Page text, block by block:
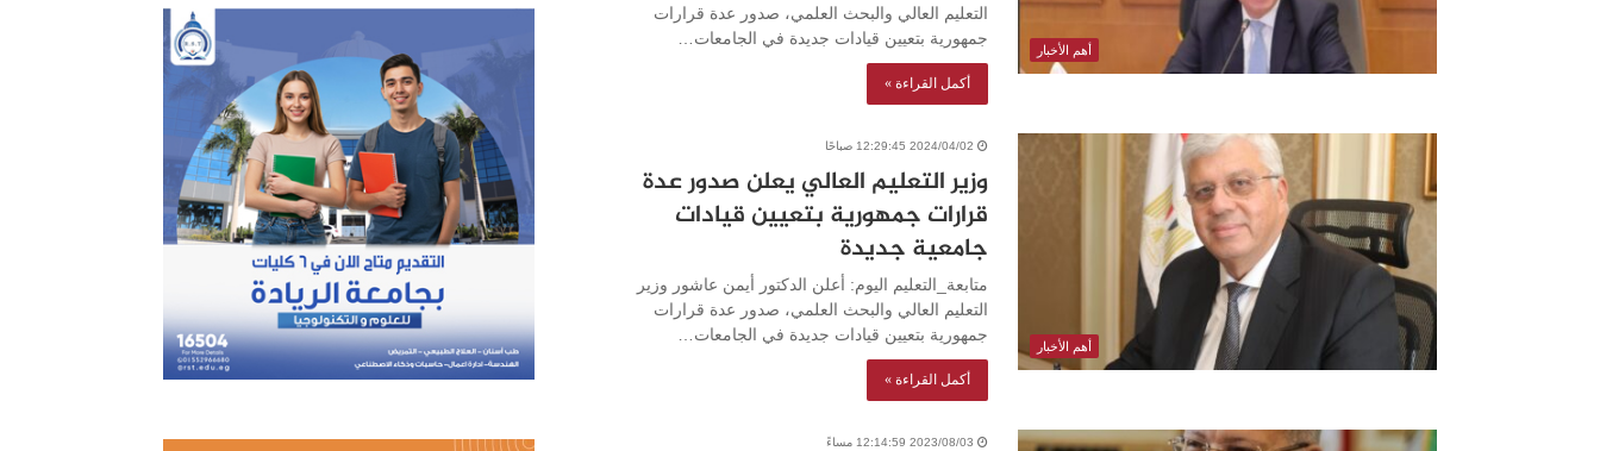
أهم الأخبار
التعليم العالي والبحث العلمي، صدور عدة قرارات
جمهورية بتعيين قيادات جديدة في الجامعات…
أكمل القراءة »
أهم الأخبار
2024/04/02 12:29:45 صباحًا
وزير التعليم العالي يعلن صدور عدة
قرارات جمهورية بتعيين قيادات
جامعية جديدة
متابعة_التعليم اليوم: أعلن الدكتور أيمن عاشور وزير
التعليم العالي والبحث العلمي، صدور عدة قرارات
جمهورية بتعيين قيادات جديدة في الجامعات…
أكمل القراءة »
2023/08/03 12:14:59 مساءً